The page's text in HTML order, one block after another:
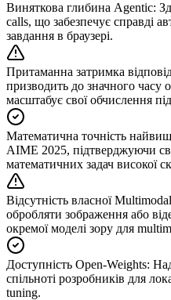
Виняткова глибина Agentic:
calls, що забезпечує справді
завдання в браузері.
Притаманна затримка
призводить до значного часу
масштабує свої обчислення
Математична точність
AIME 2025, підтверджуючи
математичних задач високої
Відсутність власної
обробляти зображення або
окремої моделі зору для
Доступність Open-Weights:
спільноті розробників для
tuning.